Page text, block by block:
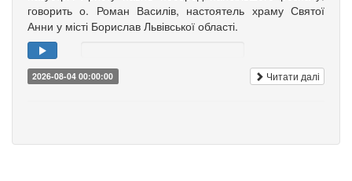
говорить о. Роман Василів, настоятель храму Святої
Анни у місті Борислав Львівської області.
2026-08-04 00:00:00 Читати далі